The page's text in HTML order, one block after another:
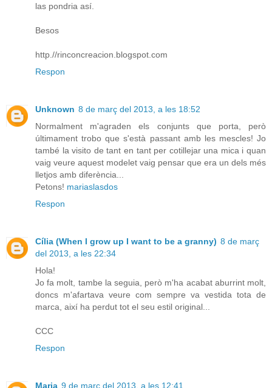
las pondria así.
Besos
http.//rinconcreacion.blogspot.com
Respon
Unknown 8 de març del 2013, a les 18:52
Normalment m'agraden els conjunts que porta, però
últimament trobo que s'està passant amb les mescles! Jo
també la visito de tant en tant per cotillejar una mica i quan
vaig veure aquest modelet vaig pensar que era un dels més
lletjos amb diferència...
Petons! mariaslasdos
Respon
Cília (When I grow up I want to be a granny) 8 de març
del 2013, a les 22:34
Hola!
Jo fa molt, tambe la seguia, però m'ha acabat aburrint molt,
doncs m'afartava veure com sempre va vestida tota de
marca, així ha perdut tot el seu estil original...
CCC
Respon
Maria 9 de març del 2013, a les 12:41